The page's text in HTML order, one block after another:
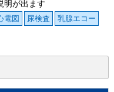
明が出ます
電図 尿検査
乳腺エコー